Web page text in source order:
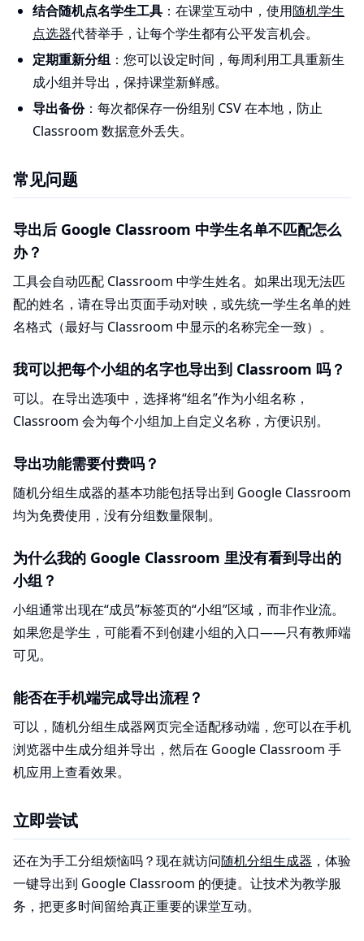
结合随机点名学生工具 ：在课堂互动中，使用随机学生
点选器代替举手，让每个学生都有公平发言机会。
定期重新分组 ：您可以设定时间，每周利用工具重新生
成小组并导出，保持课堂新鲜感。
导出备份：每次都保存一份组别 CSV 在本地，防止
Classroom 数据意外丢失。
常见问题
导出后 Google Classroom 中学生名单不匹配怎么
办？
工具会自动匹配 Classroom 中学生姓名。如果出现无法匹
配的姓名，请在导出页面手动对映，或先统一学生名单的姓
名格式（最好与 Classroom 中显示的名称完全一致）。
我可以把每个小组的名字也导出到 Classroom 吗？
可以。在导出选项中，选择将“组名”作为小组名称，
Classroom 会为每个小组加上自定义名称，方便识别。
导出功能需要付费吗？
随机分组生成器的基本功能包括导出到 Google Classroom
均为免费使用，没有分组数量限制。
为什么我的 Google Classroom 里没有看到导出的
小组？
小组通常出现在“成员”标签页的“小组”区域，而非作业流。
如果您是学生，可能看不到创建小组的入口——只有教师端
可见。
能否在手机端完成导出流程？
可以，随机分组生成器网页完全适配移动端，您可以在手机
浏览器中生成分组并导出，然后在 Google Classroom 手
机应用上查看效果。
立即尝试
还在为手工分组烦恼吗？现在就访问随机分组生成器 ，体验
一键导出到 Google Classroom 的便捷。让技术为教学服
务，把更多时间留给真正重要的课堂互动。